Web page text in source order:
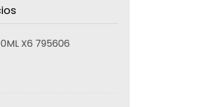
X6 795606